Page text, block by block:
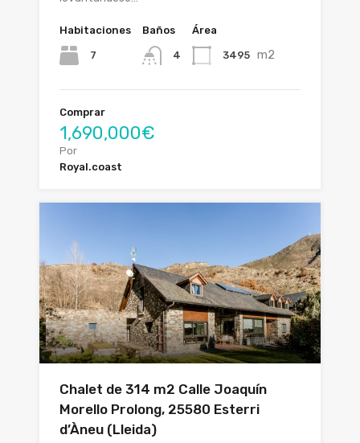
Habitaciones
7
Baños
4
Área
3495 m2
Comprar
1,690,000€
Por
Royal.coast
Chalet de 314 m2 Calle Joaquín
Morello Prolong, 25580 Esterri
d’Àneu (Lleida)